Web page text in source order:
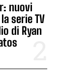
nuovi
serie TV
di Ryan